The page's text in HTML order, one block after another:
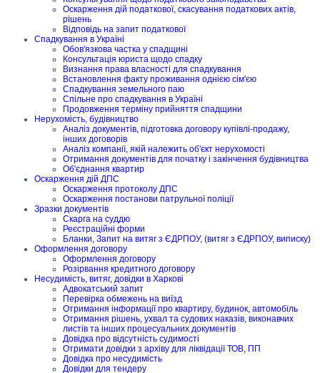
Оскарження дій податкової, скасування податкових актів,
рішень
Відповідь на запит податкової
Спадкування в Україні
Обов'язкова частка у спадщині
Консультація юриста щодо спадку
Визнання права власності для спадкування
Встановлення факту проживання однією сім'єю
Спадкування земельного паю
Спільне про спадкування в Україні
Продовження терміну прийняття спадщини
Нерухомість, будівництво
Аналіз документів, підготовка договору купівлі-продажу,
інших договорів
Аналіз компанії, якій належить об'єкт нерухомості
Отримання документів для початку і закінчення будівництва
Об'єднання квартир
Оскарження дій ДПС
Оскарження протоколу ДПС
Оскарження постанови патрульної поліції
Зразки документів
Скарга на суддю
Реєстраційні форми
Бланки, Запит на витяг з ЄДРПОУ, (витяг з ЄДРПОУ, виписку)
Оформлення договору
Оформлення договору
Розірвання кредитного договору
Несудимість, витяг, довідки в Харкові
Адвокатський запит
Перевірка обмежень на виїзд
Отримання інформації про квартиру, будинок, автомобіль
Отримання рішень, ухвал та судових наказів, виконавчих
листів та інших процесуальних документів
Довідка про відсутність судимості
Отримати довідки з архіву для ліквідації ТОВ, ПП
Довідка про несудимість
Довідки для тендеру